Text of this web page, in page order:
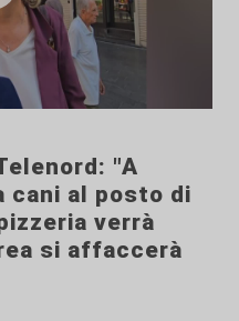
"A
cani al posto di
verrà
si affaccerà